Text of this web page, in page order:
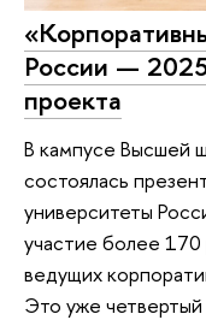
России —
проекта
В кампусе Высшей
состоялась
университеты
участие более 170
ведущих
Это уже